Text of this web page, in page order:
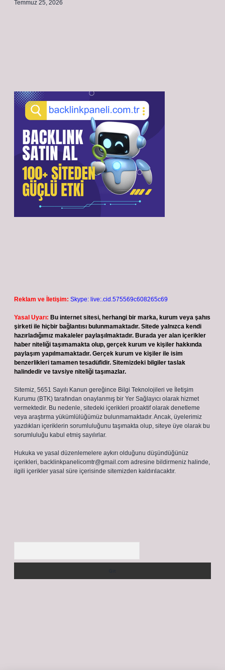
Temmuz 25, 2026
Reklam ve İletişim: Skype: live:.cid.575569c608265c69
Yasal Uyarı: Bu internet sitesi, herhangi bir marka, kurum veya şahıs
şirketi ile hiçbir bağlantısı bulunmamaktadır. Sitede yalnızca kendi
hazırladığımız makaleler paylaşılmaktadır. Burada yer alan içerikler
haber niteliği taşımamakta olup, gerçek kurum ve kişiler hakkında
paylaşım yapılmamaktadır. Gerçek kurum ve kişiler ile isim
benzerlikleri tamamen tesadüfidir. Sitemizdeki bilgiler taslak
halindedir ve tavsiye niteliği taşımazlar.
Sitemiz, 5651 Sayılı Kanun gereğince Bilgi Teknolojileri ve İletişim
Kurumu (BTK) tarafından onaylanmış bir Yer Sağlayıcı olarak hizmet
vermektedir. Bu nedenle, sitedeki içerikleri proaktif olarak denetleme
veya araştırma yükümlülüğümüz bulunmamaktadır. Ancak, üyelerimiz
yazdıkları içeriklerin sorumluluğunu taşımakta olup, siteye üye olarak bu
sorumluluğu kabul etmiş sayılırlar.
Hukuka ve yasal düzenlemelere aykırı olduğunu düşündüğünüz
içerikleri, backlinkpanelicomtr@gmail.com adresine bildirmeniz halinde,
ilgili içerikler yasal süre içerisinde sitemizden kaldırılacaktır.